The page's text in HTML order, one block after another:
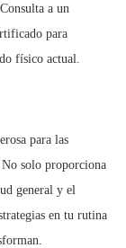
a un
para
físico actual.
para las
solo proporciona
general y el
en tu rutina